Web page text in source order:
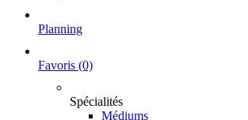
Planning
Favoris (0)
Spécialités
Médiums